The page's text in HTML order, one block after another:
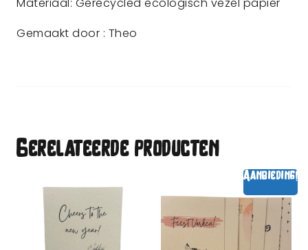
Gemaakt door : Theo
Gerelateerde producten
Aanbieding!